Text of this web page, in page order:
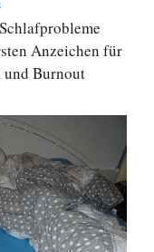
Schlafprobleme
Anzeichen für
und Burnout